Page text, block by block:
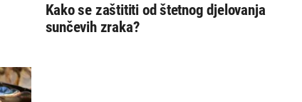
Kako se zaštititi od štetnog djelovanja
sunčevih zraka?